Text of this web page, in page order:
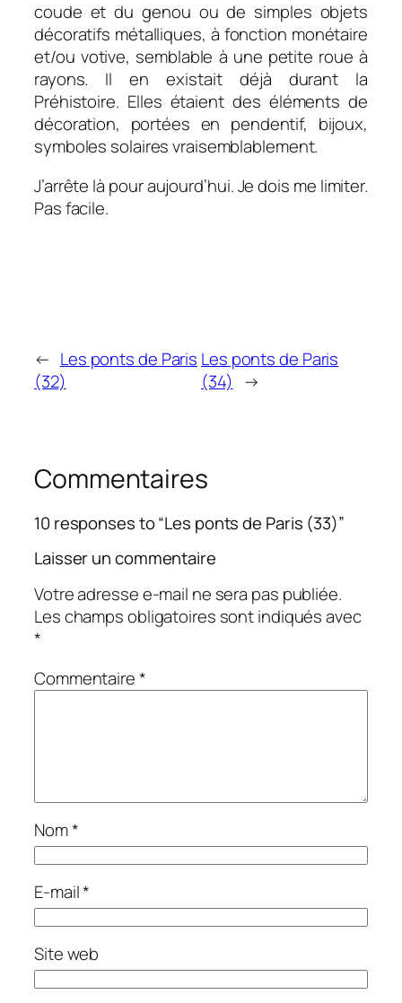
coude et du genou ou de simples objets
décoratifs métalliques, à fonction monétaire
et/ou votive, semblable à une petite roue à
rayons. Il en existait déjà durant la
Préhistoire. Elles étaient des éléments de
décoration, portées en pendentif, bijoux,
symboles solaires vraisemblablement.
J’arrête là pour aujourd’hui. Je dois me limiter.
Pas facile.
← Les ponts de Paris
(32)
Les ponts de Paris
(34) →
Commentaires
10 responses to “Les ponts de Paris (33)”
Laisser un commentaire
Votre adresse e-mail ne sera pas publiée.
Les champs obligatoires sont indiqués avec
*
Commentaire*
Nom*
E-mail*
Site web